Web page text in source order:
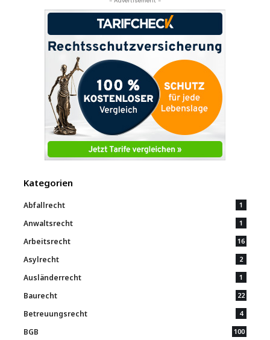
Kategorien
Abfallrecht 1
Anwaltsrecht 1
Arbeitsrecht 16
Asylrecht 2
Ausländerrecht 1
Baurecht 22
Betreuungsrecht 4
BGB 100